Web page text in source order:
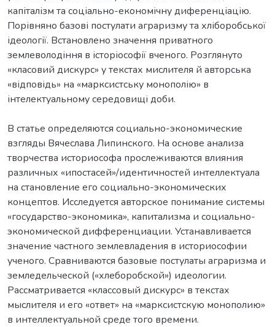
капіталізм та соціально-економічну диференціацію.
Порівняно базові постулати аграризму та хліборобської
ідеології. Встановлено значення приватного
землеволодіння в історіософії вченого. Розглянуто
«класовий дискурс» у текстах мислителя й авторська
«відповідь» на «марксистську монополію» в
інтелектуальному середовищі доби.
В статье определяются социально-экономические
взгляды Вячеслава Липинского. На основе анализа
творчества историософа прослеживаются влияния
различных «ипостасей»/идентичностей интеллектуала
на становление его социально-экономических
концептов. Исследуется авторское понимание системы
«государство-экономика», капитализма и социально-
экономической дифференциации. Устанавливается
значение частного землевладения в историософии
ученого. Сравниваются базовые постулаты аграризма и
земледельческой («хлеборобской») идеологии.
Рассматривается «классовый дискурс» в текстах
мыслителя и его «ответ» на «марксистскую монополию»
в интеллектуальной среде того времени.